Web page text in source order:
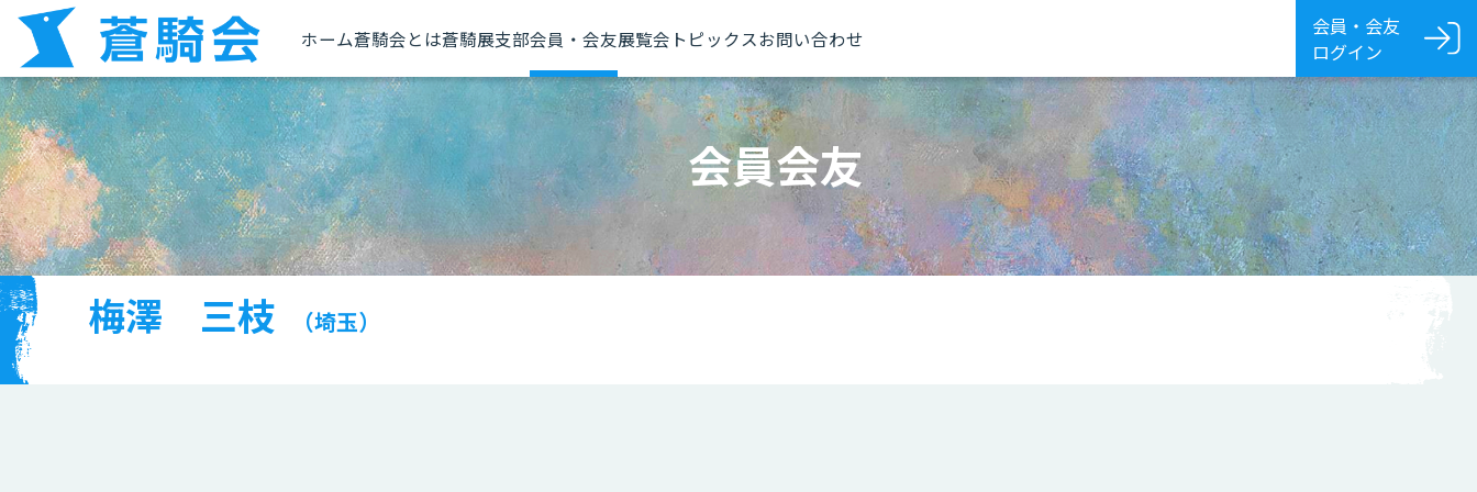
ホーム蒼騎会とは蒼騎展支部会員・会友展覧会トピックスお問い合わせ
会員・会友
ログイン
会員会友
梅澤 三枝 （埼玉）